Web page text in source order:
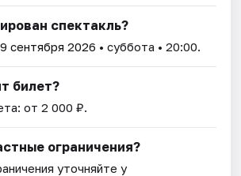
спектакль?
сентября 2026 • суббота • 20:00.
билет?
от 2 000 ₽.
ограничения?
уточняйте у